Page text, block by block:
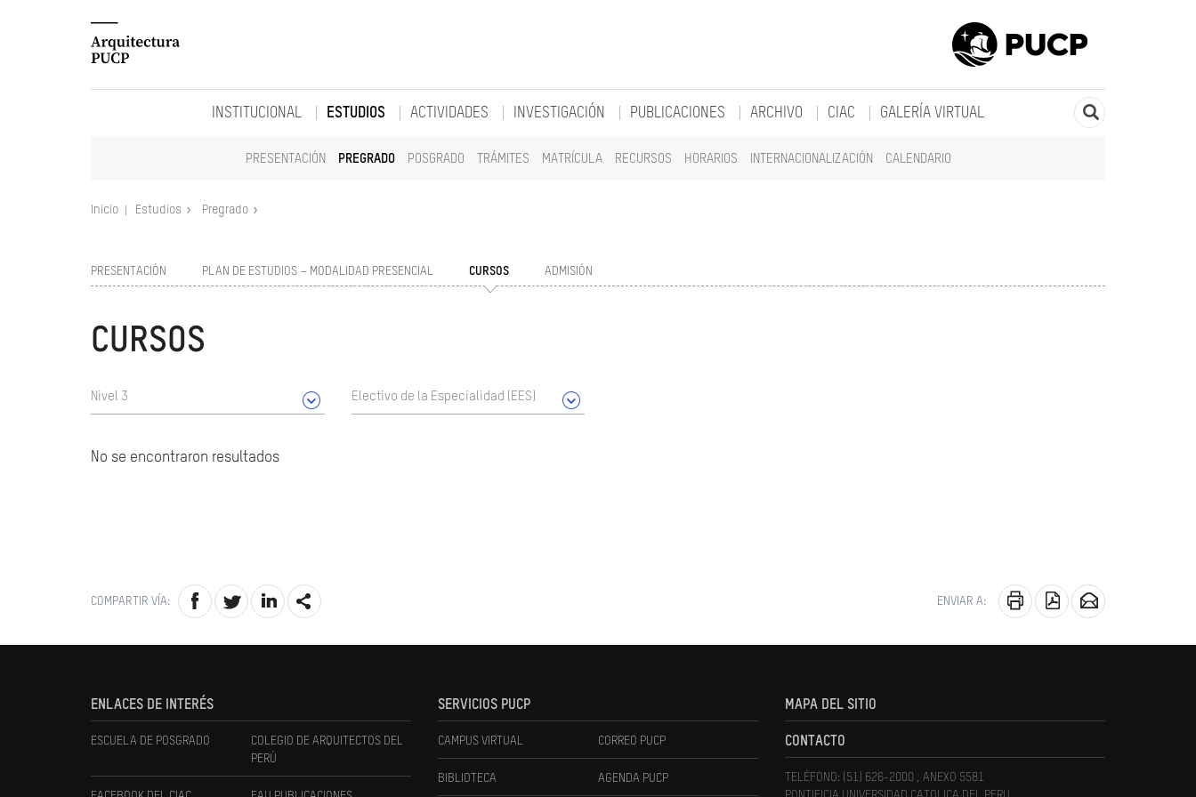
INSTITUCIONAL ESTUDIOS
PRESENTACIÓN PREGRADO POSGRADO TRÁMITES MATRÍCULA RECURSOS HORARIOS INTERNACIONALIZACIÓN CALENDARIO
ACTIVIDADES INVESTIGACIÓN PUBLICACIONES ARCHIVO CIAC GALERÍA VIRTUAL
Inicio Estudios Pregrado
PRESENTACIÓN PLAN DE ESTUDIOS – MODALIDAD PRESENCIAL CURSOS ADMISIÓN
CURSOS
Nivel 3 Electivo de la Especialidad (EES)
No se encontraron resultados
COMPARTIR VÍA: ENVIAR A:
ENLACES DE INTERÉS
ESCUELA DE POSGRADO
COLEGIO DE ARQUITECTOS DEL
PERÚ
SERVICIOS PUCP
CAMPUS VIRTUAL CORREO PUCP
BIBLIOTECA AGENDA PUCP
MAPA DEL SITIO
CONTACTO
TELÉFONO: (51) 626-2000 , ANEXO 5581